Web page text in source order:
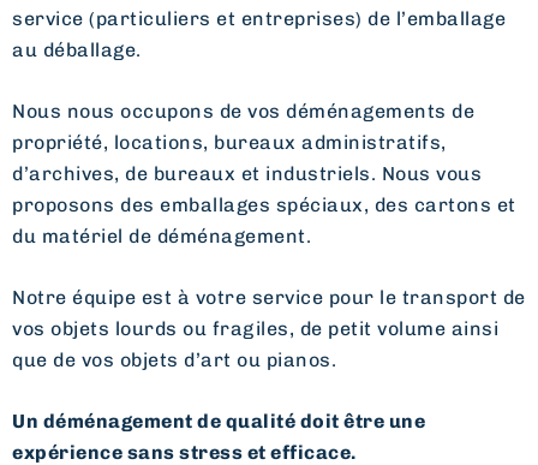
service (particuliers et entreprises) de l’emballage
au déballage.
Nous nous occupons de vos déménagements de
propriété, locations, bureaux administratifs,
d’archives, de bureaux et industriels. Nous vous
proposons des emballages spéciaux, des cartons et
du matériel de déménagement.
Notre équipe est à votre service pour le transport de
vos objets lourds ou fragiles, de petit volume ainsi
que de vos objets d’art ou pianos.
Un déménagement de qualité doit être une
expérience sans stress et efficace.